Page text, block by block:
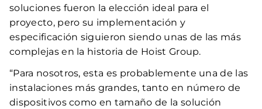
soluciones fueron la elección ideal para el
proyecto, pero su implementación y
especificación siguieron siendo unas de las más
complejas en la historia de Hoist Group.
“Para nosotros, esta es probablemente una de las
instalaciones más grandes, tanto en número de
dispositivos como en tamaño de la solución